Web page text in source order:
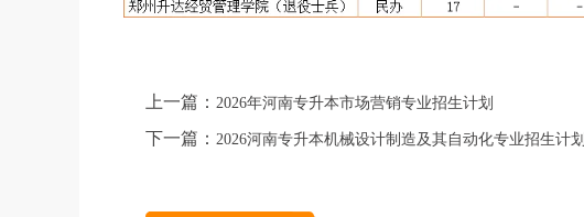
上一篇： 2026年河南专升本市场营销专业招生计划
下一篇： 2026河南专升本机械设计制造及其自动化专业招生计划